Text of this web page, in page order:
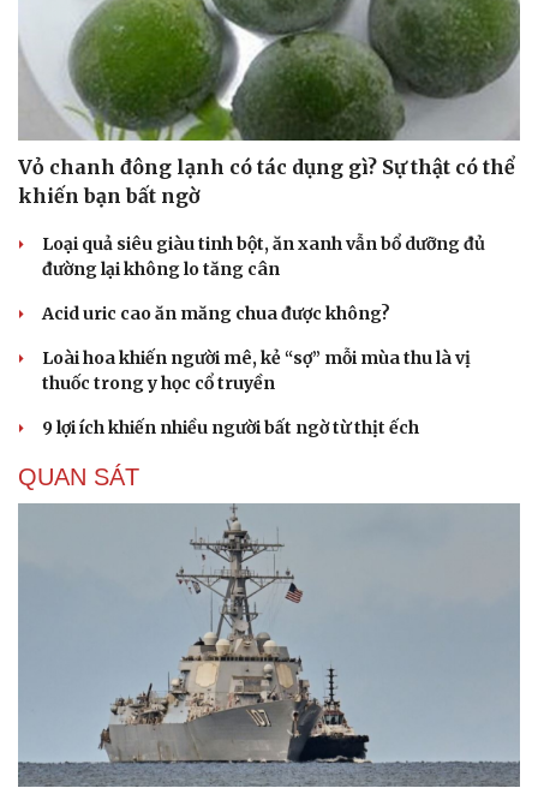
Vỏ chanh đông lạnh có tác dụng gì? Sự thật có thể
khiến bạn bất ngờ
Loại quả siêu giàu tinh bột, ăn xanh vẫn bổ dưỡng đủ
đường lại không lo tăng cân
Acid uric cao ăn măng chua được không?
Loài hoa khiến người mê, kẻ “sợ” mỗi mùa thu là vị
thuốc trong y học cổ truyền
9 lợi ích khiến nhiều người bất ngờ từ thịt ếch
QUAN SÁT